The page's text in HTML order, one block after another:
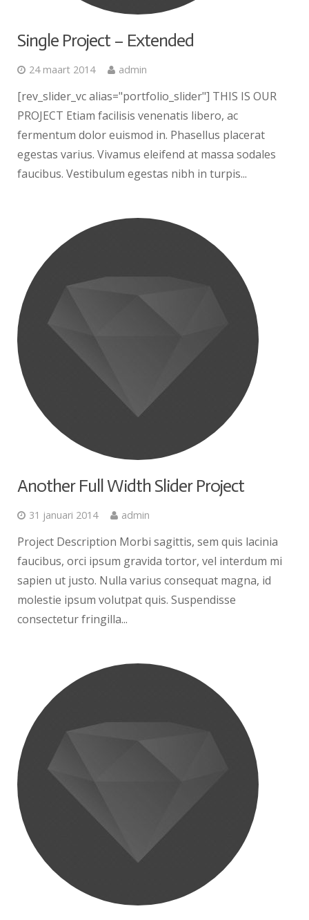
Single Project – Extended
24 maart 2014 admin
[rev_slider_vc alias="portfolio_slider"] THIS IS OUR
PROJECT Etiam facilisis venenatis libero, ac
fermentum dolor euismod in. Phasellus placerat
egestas varius. Vivamus eleifend at massa sodales
faucibus. Vestibulum egestas nibh in turpis...
Another Full Width Slider Project
31 januari 2014 admin
Project Description Morbi sagittis, sem quis lacinia
faucibus, orci ipsum gravida tortor, vel interdum mi
sapien ut justo. Nulla varius consequat magna, id
molestie ipsum volutpat quis. Suspendisse
consectetur fringilla...